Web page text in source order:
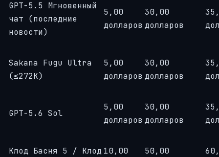
GPT-5.5 Мгновенный
чат (последние
новости)
5,00
долларов
30,00
долларов
Sakana Fugu Ultra
(≤272K)
5,00
долларов
30,00
долларов
GPT-5.6 Sol
5,00
долларов
30,00
долларов
Клод Басня 5 / Клод 10,00
50,00